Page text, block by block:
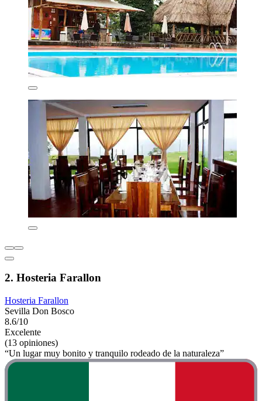
2. Hosteria Farallon
Hosteria Farallon
Sevilla Don Bosco
8.6/10
Excelente
(13 opiniones)
“Un lugar muy bonito y tranquilo rodeado de la naturaleza”